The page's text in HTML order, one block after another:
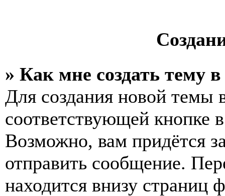
» Как мне создать тему
Для создания новой темы
соответствующей кнопке
Возможно, вам придётся
отправить сообщение.
находится внизу